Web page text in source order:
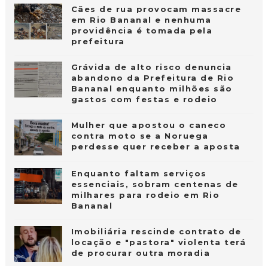
Cães de rua provocam massacre
em Rio Bananal e nenhuma
providência é tomada pela
prefeitura
Grávida de alto risco denuncia
abandono da Prefeitura de Rio
Bananal enquanto milhões são
gastos com festas e rodeio
Mulher que apostou o caneco
contra moto se a Noruega
perdesse quer receber a aposta
Enquanto faltam serviços
essenciais, sobram centenas de
milhares para rodeio em Rio
Bananal
Imobiliária rescinde contrato de
locação e "pastora" violenta terá
de procurar outra moradia